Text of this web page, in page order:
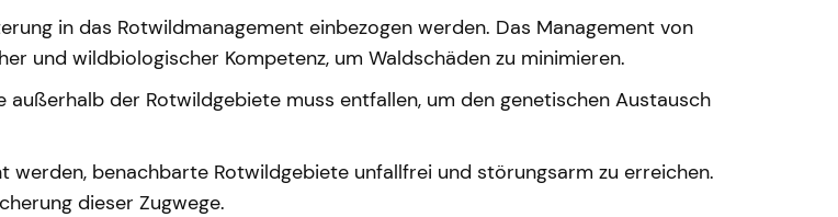
in das Rotwildmanagement einbezogen werden. Das Management von
und wildbiologischer Kompetenz, um Waldschäden zu minimieren.
der Rotwildgebiete muss entfallen, um den genetischen Austausch
werden, benachbarte Rotwildgebiete unfallfrei und störungsarm zu erreichen.
dieser Zugwege.